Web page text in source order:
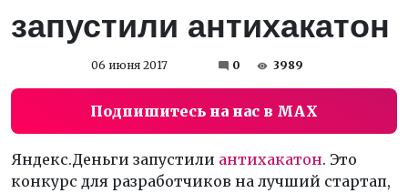
запустили антихакатон
06 июня 2017 0 3989
Подпишитесь на нас в MAX
Яндекс.Деньги запустили антихакатон. Это
конкурс для разработчиков на лучший стартап,